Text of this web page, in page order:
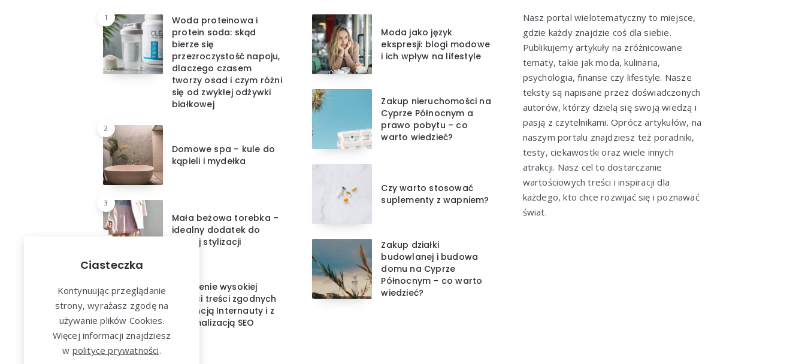
1
Woda proteinowa i
protein soda: skąd
bierze się
przezroczystość napoju,
dlaczego czasem
tworzy osad i czym różni
się od zwykłej odżywki
białkowej
2
Domowe spa – kule do
kąpieli i mydełka
3
Mała beżowa torebka –
idealny dodatek do
każdej stylizacji
Tworzenie wysokiej
jakości treści zgodnych
z intencją Internauty i z
optymalizacją SEO
Moda jako język
ekspresji: blogi modowe
i ich wpływ na lifestyle
Zakup nieruchomości na
Cyprze Północnym a
prawo pobytu – co
warto wiedzieć?
Czy warto stosować
suplementy z wapniem?
Zakup działki
budowlanej i budowa
domu na Cyprze
Północnym – co warto
wiedzieć?
Nasz portal wielotematyczny to miejsce,
gdzie każdy znajdzie coś dla siebie.
Publikujemy artykuły na zróżnicowane
tematy, takie jak moda, kulinaria,
psychologia, finanse czy lifestyle. Nasze
teksty są napisane przez doświadczonych
autorów, którzy dzielą się swoją wiedzą i
pasją z czytelnikami. Oprócz artykułów, na
naszym portalu znajdziesz też poradniki,
testy, ciekawostki oraz wiele innych
atrakcji. Nasz cel to dostarczanie
wartościowych treści i inspiracji dla
każdego, kto chce rozwijać się i poznawać
świat.
Ciasteczka
Kontynuując przeglądanie
strony, wyrażasz zgodę na
używanie plików Cookies.
Więcej informacji znajdziesz
w polityce prywatności.